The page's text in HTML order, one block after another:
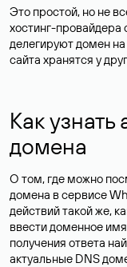
Это простой, но не
хостинг-провайдера
делегируют домен
сайта хранятся у
Как узнать
домена
О том, где можно
домена в сервисе
действий такой же,
ввести доменное
получения ответа
актуальные DNS